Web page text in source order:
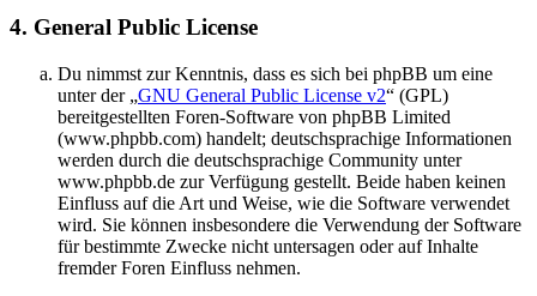
4. General Public License
Du nimmst zur Kenntnis, dass es sich bei phpBB um eine
unter der „GNU General Public License v2“ (GPL)
bereitgestellten Foren-Software von phpBB Limited
(www.phpbb.com) handelt; deutschsprachige Informationen
werden durch die deutschsprachige Community unter
www.phpbb.de zur Verfügung gestellt. Beide haben keinen
Einfluss auf die Art und Weise, wie die Software verwendet
wird. Sie können insbesondere die Verwendung der Software
für bestimmte Zwecke nicht untersagen oder auf Inhalte
fremder Foren Einfluss nehmen.